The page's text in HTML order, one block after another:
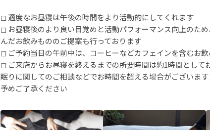
◻︎ 適度なお昼寝は午後の時間をより活動的にしてくれます
◻︎ お昼寝後のより良い目覚めと活動パフォーマンス向上のた
んだお飲みもののご提案も行っております
◻︎ ご予約当日の午前中は、コーヒーなどカフェインを含むお
◻︎ ご来店からお昼寝を終えるまでの所要時間は約1時間として
眠りに関してのご相談などでお時間を超える場合がございます
予めご了承ください